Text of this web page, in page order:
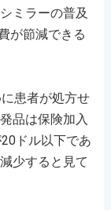
ミラーの普及
が節減できる
患者が処方せ
品は保険加入
ドル以下であ
少すると見て